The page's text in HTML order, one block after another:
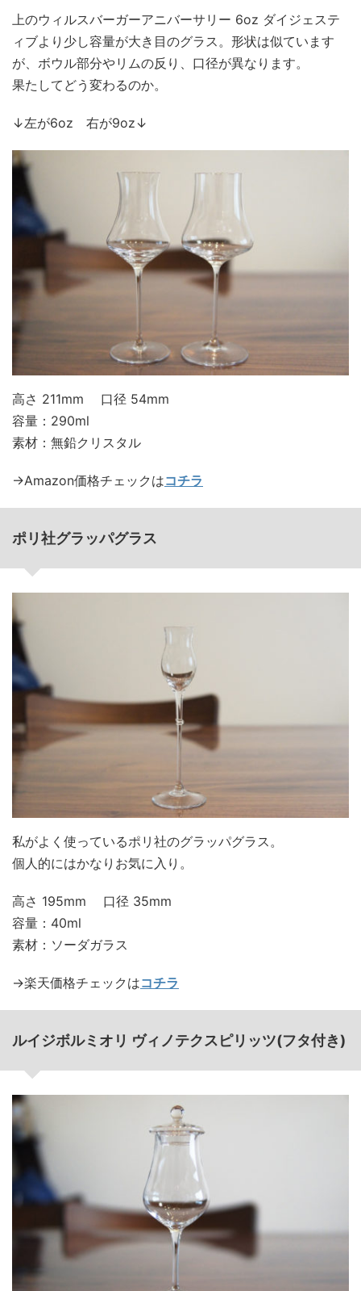
上のウィルスバーガーアニバーサリー 6oz ダイジェステ
ィブより少し容量が大き目のグラス。形状は似ています
が、ボウル部分やリムの反り、口径が異なります。
果たしてどう変わるのか。
↓左が6oz 右が9oz↓
高さ 211mm 口径 54mm
容量：290ml
素材：無鉛クリスタル
→Amazon価格チェックはコチラ
ポリ社グラッパグラス
私がよく使っているポリ社のグラッパグラス。
個人的にはかなりお気に入り。
高さ 195mm 口径 35mm
容量：40ml
素材：ソーダガラス
→楽天価格チェックはコチラ
ルイジボルミオリ ヴィノテクスピリッツ(フタ付き)